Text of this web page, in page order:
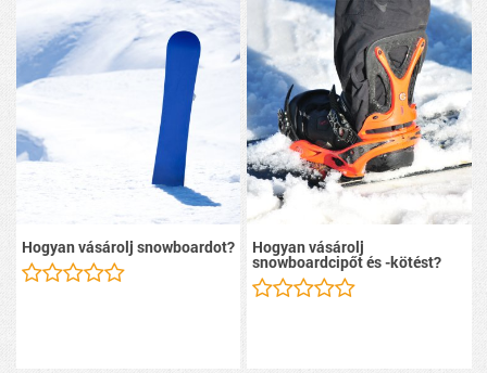
Hogyan vásárolj snowboardot? Hogyan vásárolj
snowboardcipőt és -kötést?